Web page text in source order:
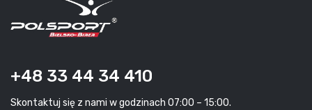
+48 33 44 34 410
Skontaktuj się z nami w godzinach 07:00 – 15:00.